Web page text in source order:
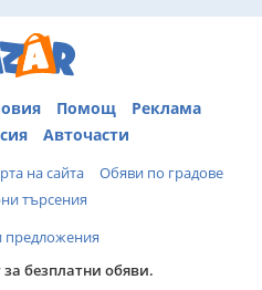
Помощ
Реклама
Авточасти
на сайта
Обяви по градове
търсения
предложения
безплатни обяви.